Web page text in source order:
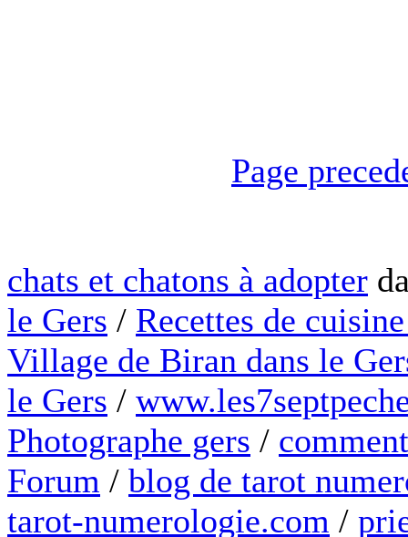
Page
chats et chatons à adopter
le Gers / Recettes de
Village de Biran dans le
le Gers /
Photographe gers /
Forum / blog de tarot
tarot-numerologie.com /